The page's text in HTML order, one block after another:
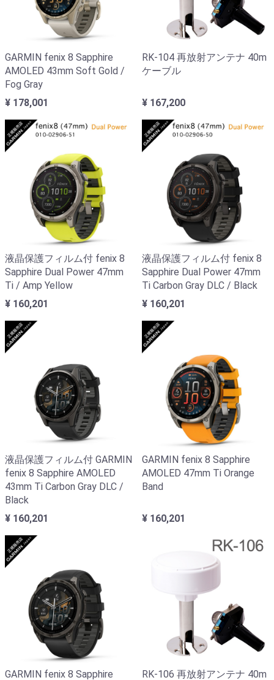
GARMIN fenix 8 Sapphire
AMOLED 43mm Soft Gold /
Fog Gray
¥ 178,001
RK-104 再放射アンテナ 40m
ケーブル
¥ 167,200
液晶保護フィルム付 fenix 8
Sapphire Dual Power 47mm
Ti / Amp Yellow
¥ 160,201
液晶保護フィルム付 fenix 8
Sapphire Dual Power 47mm
Ti Carbon Gray DLC / Black
¥ 160,201
液晶保護フィルム付 GARMIN
fenix 8 Sapphire AMOLED
43mm Ti Carbon Gray DLC /
Black
¥ 160,201
GARMIN fenix 8 Sapphire
AMOLED 47mm Ti Orange
Band
¥ 160,201
GARMIN fenix 8 Sapphire
RK-106 再放射アンテナ 40m